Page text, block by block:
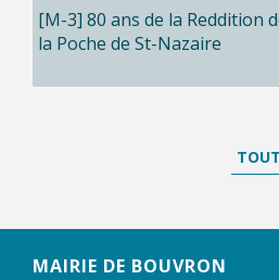
[M-3] 80 ans de la Reddition
la Poche de St-Nazaire
MAIRIE DE BOUVRON